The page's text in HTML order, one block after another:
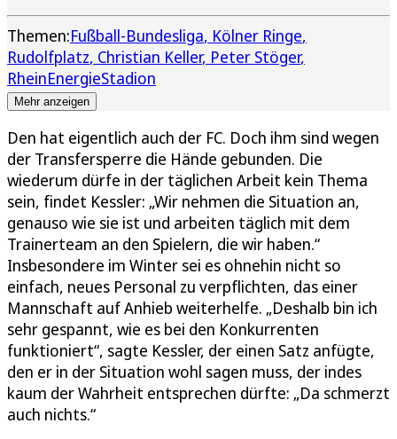
Themen:Fußball-Bundesliga Kölner Ringe
Rudolfplatz Christian Keller Peter Stöger
RheinEnergieStadion
Mehr anzeigen
Den hat eigentlich auch der FC. Doch ihm sind wegen
der Transfersperre die Hände gebunden. Die
wiederum dürfe in der täglichen Arbeit kein Thema
sein, findet Kessler: „Wir nehmen die Situation an,
genauso wie sie ist und arbeiten täglich mit dem
Trainerteam an den Spielern, die wir haben.“
Insbesondere im Winter sei es ohnehin nicht so
einfach, neues Personal zu verpflichten, das einer
Mannschaft auf Anhieb weiterhelfe. „Deshalb bin ich
sehr gespannt, wie es bei den Konkurrenten
funktioniert“, sagte Kessler, der einen Satz anfügte,
den er in der Situation wohl sagen muss, der indes
kaum der Wahrheit entsprechen dürfte: „Da schmerzt
auch nichts.“